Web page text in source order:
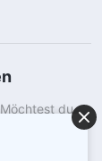
du